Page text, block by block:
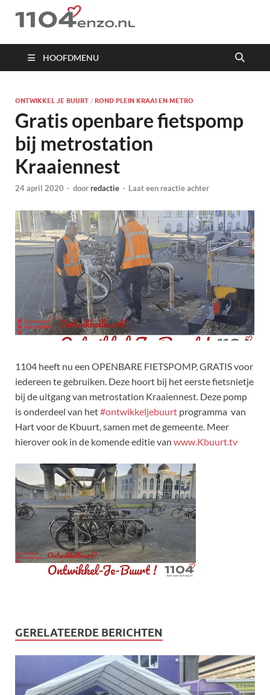
1104 en zo
HOOFDMENU
ONTWIKKEL JE BUURT / ROND PLEIN KRAAI EN METRO
Gratis openbare fietspomp
bij metrostation
Kraaiennest
24 april 2020 - doorredactie - Laat een reactie achter
1104 heeft nu een OPENBARE FIETSPOMP, GRATIS voor
iedereen te gebruiken. Deze hoort bij het eerste fietsnietje
bij de uitgang van metrostation Kraaiennest. Deze pomp
is onderdeel van het#ontwikkeljebuurt programma van
Hart voor de Kbuurt, samen met de gemeente. Meer
hierover ook in de komende editie van www.Kbuurt.tv
GERELATEERDE BERICHTEN